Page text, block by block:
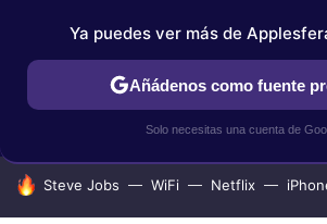
IPHONE TUTORIALES
HOY SE HABLA DE
Steve Jobs WiFi Netflix
Ya puedes ver más de
Añádenos como fuente
Solo necesitas una cuenta de